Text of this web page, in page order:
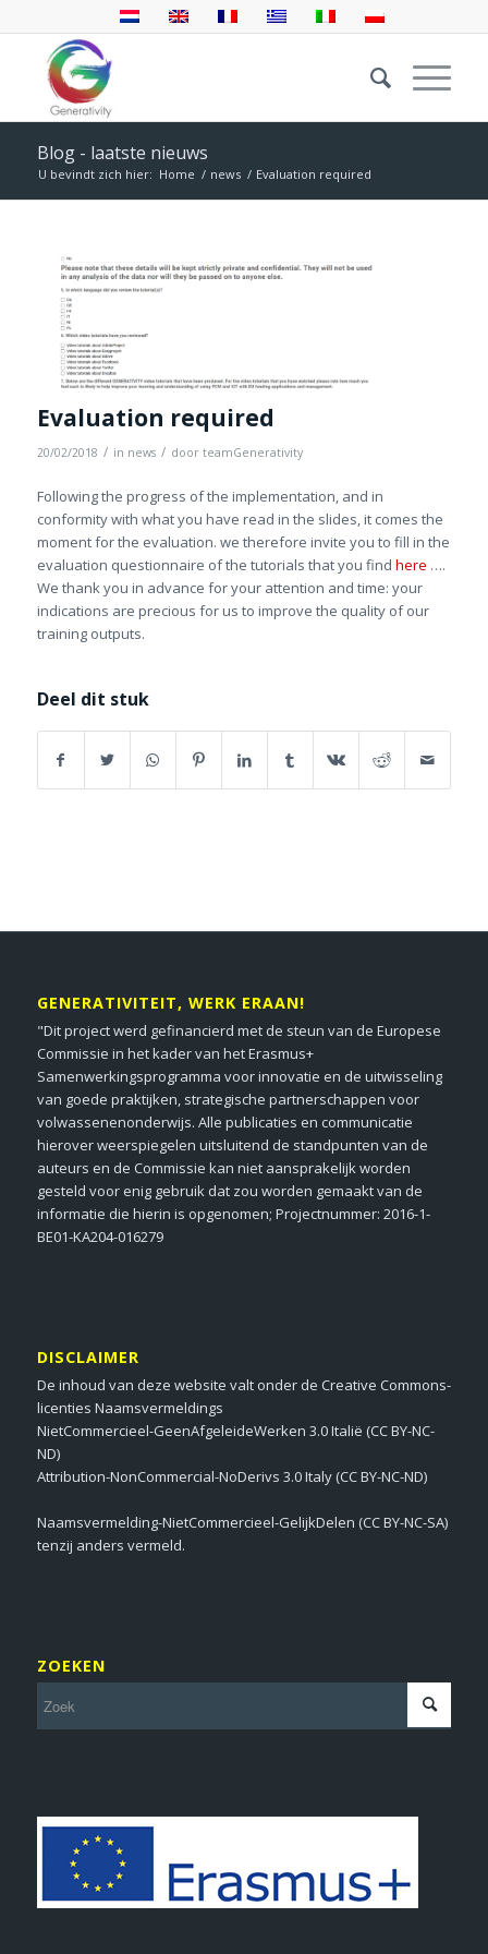
Blog - laatste nieuws
U bevindt zich hier: Home / news / Evaluation required
Evaluation required
20/02/2018 / in news / door teamGenerativity
Following the progress of the implementation, and in
conformity with what you have read in the slides, it comes the
moment for the evaluation. we therefore invite you to fill in the
evaluation questionnaire of the tutorials that you find here ….
We thank you in advance for your attention and time: your
indications are precious for us to improve the quality of our
training outputs.
Deel dit stuk
GENERATIVITEIT, WERK ERAAN!
"Dit project werd gefinancierd met de steun van de Europese
Commissie in het kader van het Erasmus+
Samenwerkingsprogramma voor innovatie en de uitwisseling
van goede praktijken, strategische partnerschappen voor
volwassenenonderwijs. Alle publicaties en communicatie
hierover weerspiegelen uitsluitend de standpunten van de
auteurs en de Commissie kan niet aansprakelijk worden
gesteld voor enig gebruik dat zou worden gemaakt van de
informatie die hierin is opgenomen; Projectnummer: 2016-1-
BE01-KA204-016279
DISCLAIMER
De inhoud van deze website valt onder de Creative Commons-
licenties Naamsvermeldings
NietCommercieel-GeenAfgeleideWerken 3.0 Italië (CC BY-NC-
ND)
Attribution-NonCommercial-NoDerivs 3.0 Italy (CC BY-NC-ND)
Naamsvermelding-NietCommercieel-GelijkDelen (CC BY-NC-SA)
tenzij anders vermeld.
ZOEKEN